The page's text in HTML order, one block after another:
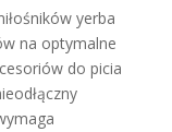
yerba
na optymalne
do picia